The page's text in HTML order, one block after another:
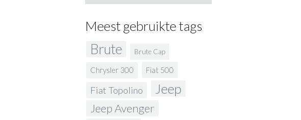
Meest gebruikte tags
Brute Brute Cap
Chrysler 300 Fiat 500
Fiat Topolino Jeep
Jeep Avenger